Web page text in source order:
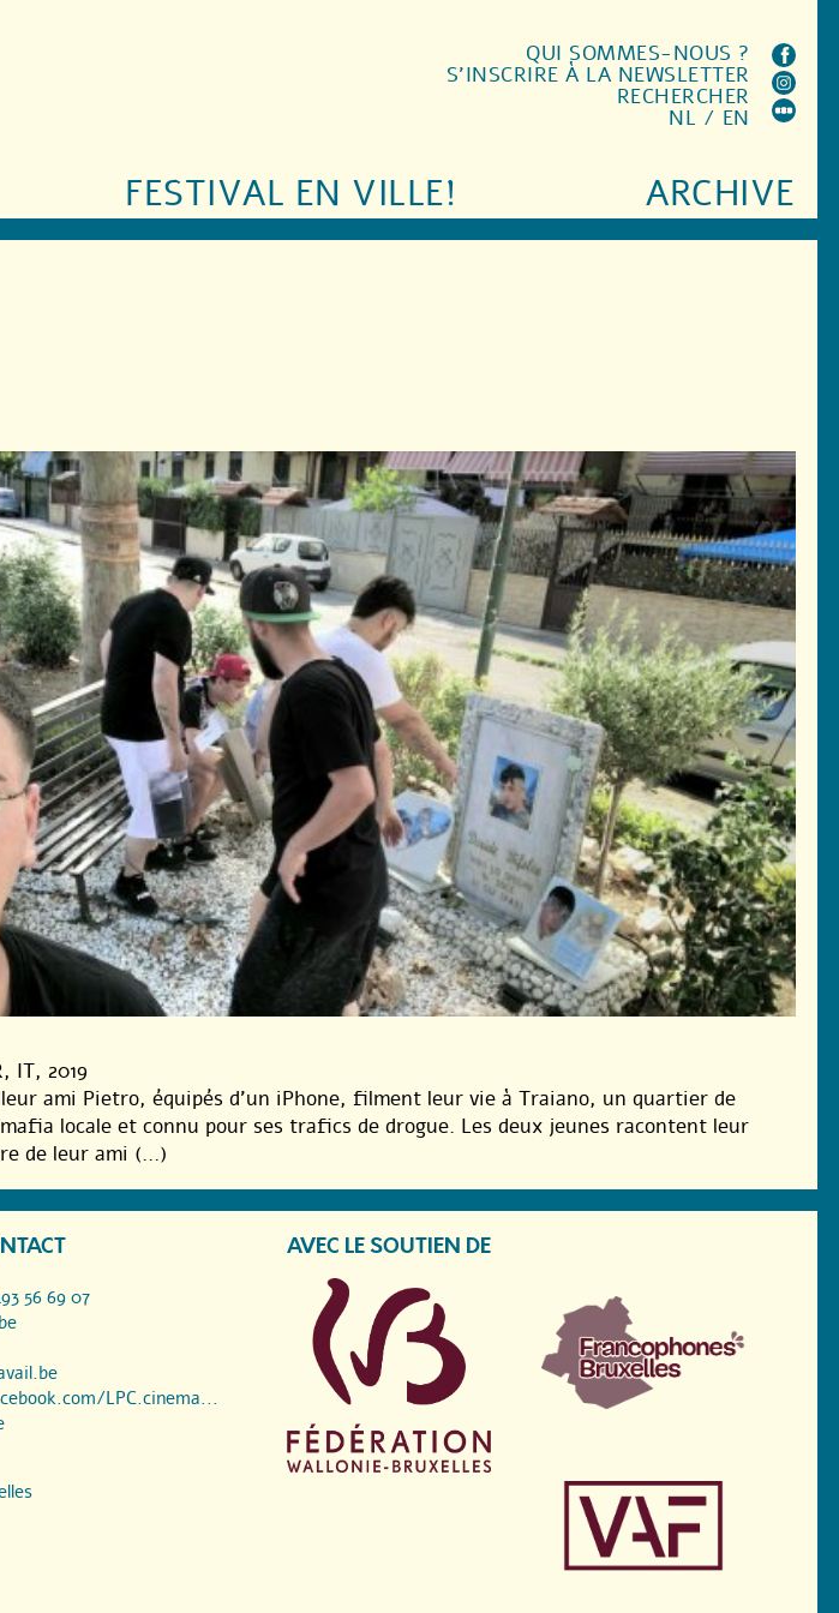
FESTIVAL EN VILLE! ARCHIVE
QUI SOMMES-NOUS ?
S'INSCRIRE À LA NEWSLETTER
RECHERCHER
NL / EN
IT, 2019
ami Pietro, équipés d’un iPhone, filment leur vie à Traiano, un quartier de
locale et connu pour ses trafics de drogue. Les deux jeunes racontent leur
de leur ami (...)
56 69 07
LPC.cinema...
AVEC LE SOUTIEN DE